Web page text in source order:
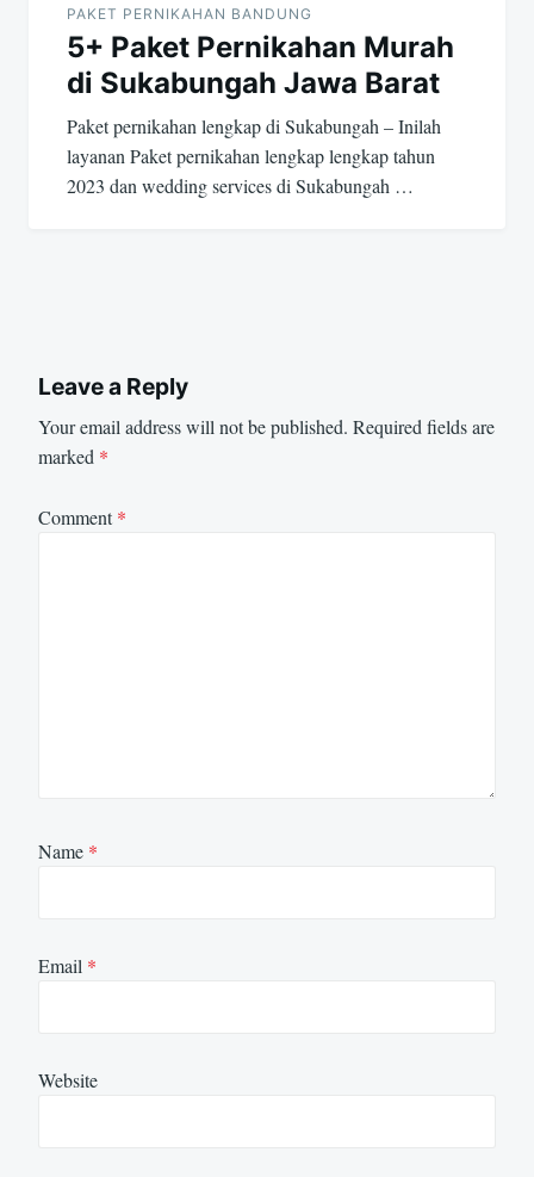
PAKET PERNIKAHAN BANDUNG
5+ Paket Pernikahan Murah
di Sukabungah Jawa Barat
Paket pernikahan lengkap di Sukabungah – Inilah
layanan Paket pernikahan lengkap lengkap tahun
2023 dan wedding services di Sukabungah …
Leave a Reply
Your email address will not be published. Required fields are
marked *
Comment*
Name *
Email *
Website